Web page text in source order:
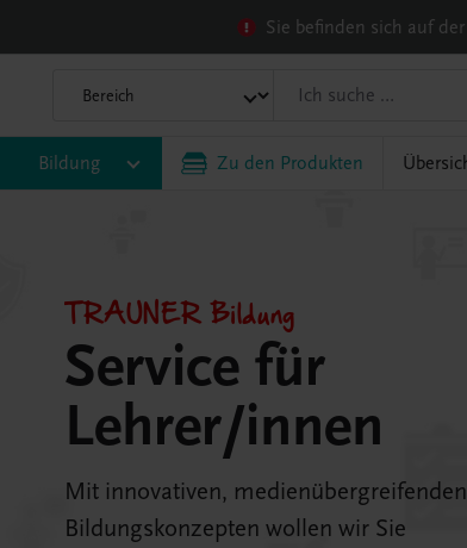
Sie befinden sich auf
Bildung Zu den Produkten
TRAUNER Bildung
Service für
Lehrer/innen
Mit innovativen, medienübergreifenden
Bildungskonzepten wollen wir Sie